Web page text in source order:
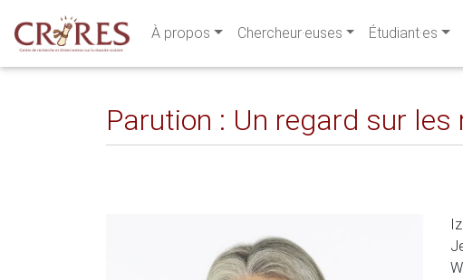
À propos Chercheur·euses Étudiant·es
Parution : Un regard sur